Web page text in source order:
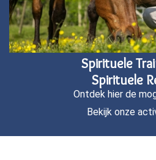
Spirituele
Spirituele
Ontdek hier de
Bekijk onze